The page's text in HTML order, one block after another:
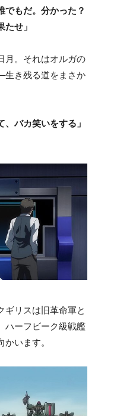
でもだ。分かった？
せ」
月。それはオルガの
き残る道をまさか
、バカ笑いをする」
ギリスは旧革命軍と
ハーフビーク級戦艦
います。